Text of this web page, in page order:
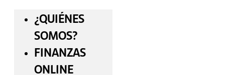
¿QUIÉNES
SOMOS?
FINANZAS
ONLINE